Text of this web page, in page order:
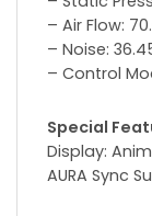
– Air Flow:
– Noise:
– Control
Special
Display:
AURA Sync